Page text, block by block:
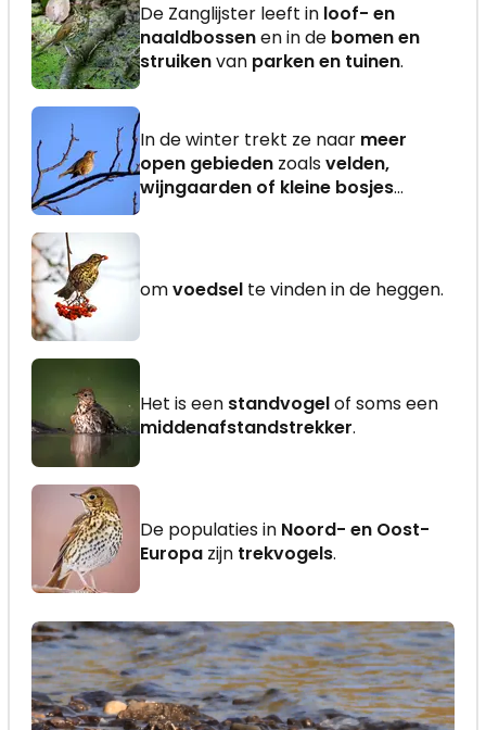
De Zanglijster leeft in loof- en
naaldbossenen in de bomen en
struikenvan parken en tuinen.
In de winter trekt ze naar meer
open gebieden zoalsvelden,
wijngaarden of kleine bosjes...
omvoedsel te vinden in de heggen.
Het is een standvogelof soms een
middenafstandstrekker.
De populaties in Noord- en Oost-
Europa zijn trekvogels.